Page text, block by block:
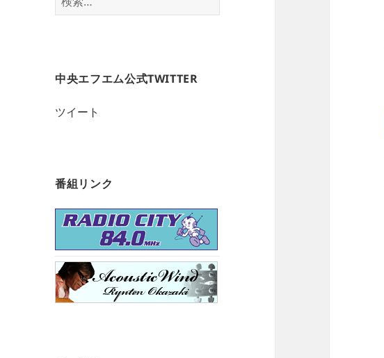
索:
中央エフエム公式TWITTER
ツイート
番組リンク